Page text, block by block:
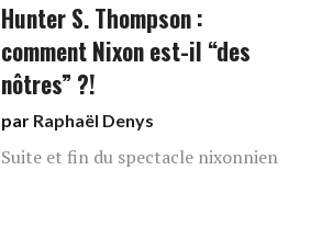
Hunter S. Thompson :
comment Nixon est-il “des
nôtres” ?!
par Raphaël Denys
Suite et fin du spectacle nixonnien